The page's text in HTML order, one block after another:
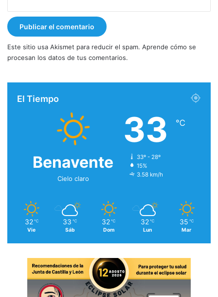
Este sitio usa Akismet para reducir el spam. Aprende cómo se
procesan los datos de tus comentarios.
El Tiempo
Benavente
Cielo claro
33 ℃
33º - 28º
15%
3.58 km/h
32 ℃
Vie
33 ℃
Sáb
32 ℃
Dom
32 ℃
Lun
35 ℃
Mar